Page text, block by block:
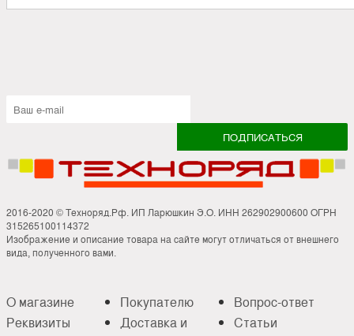
2016-2020 © Техноряд.Рф. ИП Ларюшкин Э.О. ИНН 262902900600 ОГРН
315265100114372
Изображение и описание товара на сайте могут отличаться от внешнего
вида, полученного вами.
О магазине
Реквизиты
Покупателю
Доставка и
Вопрос-ответ
Статьи